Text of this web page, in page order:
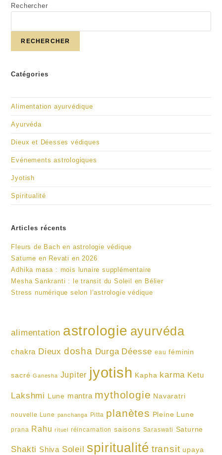
Rechercher
RECHERCHER
Catégories
Alimentation ayurvédique
Ayurvéda
Dieux et Déesses védiques
Evénements astrologiques
Jyotish
Spiritualité
Articles récents
Fleurs de Bach en astrologie védique
Saturne en Revati en 2026
Adhika masa : mois lunaire supplémentaire
Mesha Sankranti : le transit du Soleil en Bélier
Stress numérique selon l’astrologie védique
alimentation astrologie ayurvéda
chakra Dieux dosha Durga Déesse eau féminin
sacré Ganesha Jupiter jyotish Kapha karma Ketu
Lakshmi Lune mantra mythologie Navaratri
nouvelle Lune panchanga Pitta planètes Pleine Lune
prana Rahu rituel réincarnation saisons Saraswati Saturne
Shakti Shiva Soleil spiritualité transit upaya